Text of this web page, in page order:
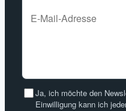
Ja, ich möchte den
Einwilligung kann ich